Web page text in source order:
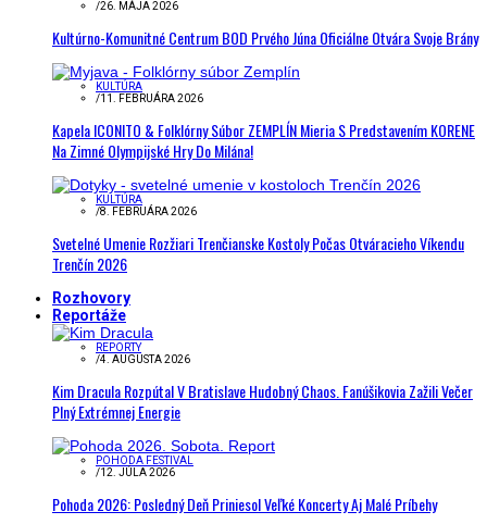
/26. MÁJA 2026
Kultúrno-Komunitné Centrum BOD Prvého Júna Oficiálne Otvára Svoje Brány
KULTÚRA
/11. FEBRUÁRA 2026
Kapela ICONITO & Folklórny Súbor ZEMPLÍN Mieria S Predstavením KORENE
Na Zimné Olympijské Hry Do Milána!
KULTÚRA
/8. FEBRUÁRA 2026
Svetelné Umenie Rozžiari Trenčianske Kostoly Počas Otváracieho Víkendu
Trenčín 2026
Rozhovory
Reportáže
REPORTY
/4. AUGUSTA 2026
Kim Dracula Rozpútal V Bratislave Hudobný Chaos. Fanúšikovia Zažili Večer
Plný Extrémnej Energie
POHODA FESTIVAL
/12. JÚLA 2026
Pohoda 2026: Posledný Deň Priniesol Veľké Koncerty Aj Malé Príbehy